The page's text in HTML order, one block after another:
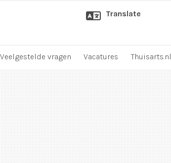
Translate
Veelgestelde vragen Vacatures Thuisarts.nl